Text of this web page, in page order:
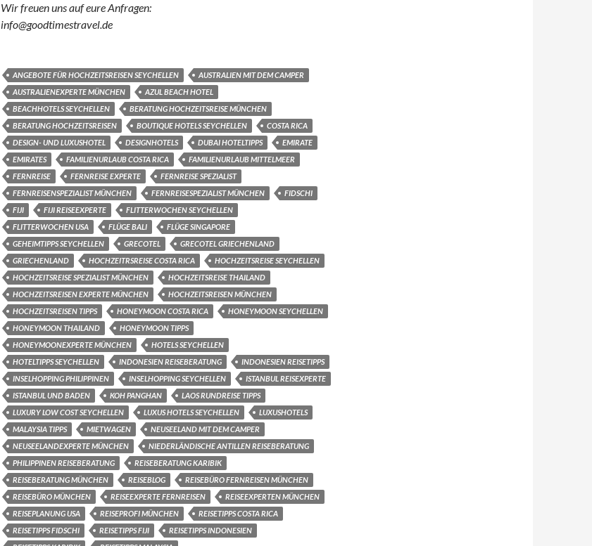
Wir freuen uns auf eure Anfragen:
info@goodtimestravel.de
ANGEBOTE FÜR HOCHZEITSREISEN SEYCHELLEN
AUSTRALIEN MIT DEM CAMPER
AUSTRALIENEXPERTE MÜNCHEN
AZUL BEACH HOTEL
BEACHHOTELS SEYCHELLEN
BERATUNG HOCHZEITSREISE MÜNCHEN
BERATUNG HOCHZEITSREISEN
BOUTIQUE HOTELS SEYCHELLEN
COSTA RICA
DESIGN- UND LUXUSHOTEL
DESIGNHOTELS DUBAI HOTELTIPPS
EMIRATE
EMIRATES
FAMILIENURLAUB COSTA RICA
FAMILIENURLAUB MITTELMEER
FERNREISE
FERNREISE EXPERTE
FERNREISE SPEZIALIST
FERNREISENSPEZIALIST MÜNCHEN
FERNREISESPEZIALIST MÜNCHEN
FIDSCHI
FIJI
FIJI REISEEXPERTE
FLITTERWOCHEN SEYCHELLEN
FLITTERWOCHEN USA
FLÜGE BALI
FLÜGE SINGAPORE
GEHEIMTIPPS SEYCHELLEN
GRECOTEL
GRECOTEL GRIECHENLAND
GRIECHENLAND
HOCHZEITRSREISE COSTA RICA
HOCHZEITSREISE SEYCHELLEN
HOCHZEITSREISE SPEZIALIST MÜNCHEN
HOCHZEITSREISE THAILAND
HOCHZEITSREISEN EXPERTE MÜNCHEN
HOCHZEITSREISEN MÜNCHEN
HOCHZEITSREISEN TIPPS
HONEYMOON COSTA RICA
HONEYMOON SEYCHELLEN
HONEYMOON THAILAND
HONEYMOON TIPPS
HONEYMOONEXPERTE MÜNCHEN
HOTELS SEYCHELLEN
HOTELTIPPS SEYCHELLEN
INDONESIEN REISEBERATUNG
INDONESIEN REISETIPPS
INSELHOPPING PHILIPPINEN
INSELHOPPING SEYCHELLEN
ISTANBUL REISEXPERTE
ISTANBUL UND BADEN
KOH PANGHAN
LAOS RUNDREISE TIPPS
LUXURY LOW COST SEYCHELLEN
LUXUS HOTELS SEYCHELLEN
LUXUSHOTELS
MALAYSIA TIPPS
MIETWAGEN
NEUSEELAND MIT DEM CAMPER
NEUSEELANDEXPERTE MÜNCHEN
NIEDERLÄNDISCHE ANTILLEN REISEBERATUNG
PHILIPPINEN REISEBERATUNG
REISEBERATUNG KARIBIK
REISEBERATUNG MÜNCHEN
REISEBLOG
REISEBÜRO FERNREISEN MÜNCHEN
REISEBÜRO MÜNCHEN
REISEEXPERTE FERNREISEN
REISEEXPERTEN MÜNCHEN
REISEPLANUNG USA
REISEPROFI MÜNCHEN
REISETIPPS COSTA RICA
REISETIPPS FIDSCHI
REISETIPPS FIJI
REISETIPPS INDONESIEN